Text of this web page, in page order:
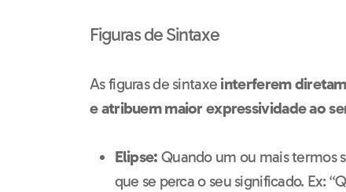
Figuras de Sintaxe
As figuras de sintaxe interferem
e atribuem maior expressividade ao
Elipse: Quando um ou mais termos
que se perca o seu significado. Ex: